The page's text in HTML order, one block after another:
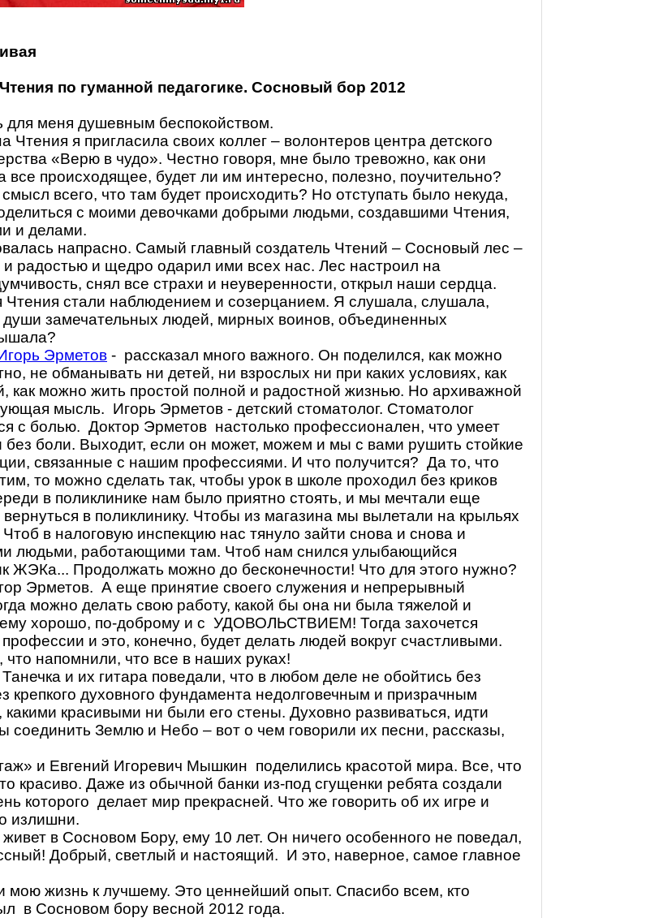
Чтения по гуманной педагогике. Сосновый бор 2012
для меня душевным беспокойством.
Чтения я пригласила своих коллег – волонтеров центра детского
«Верю в чудо». Честно говоря, мне было тревожно, как они
все происходящее, будет ли им интересно, полезно, поучительно?
всего, что там будет происходить? Но отступать было некуда,
с моими девочками добрыми людьми, создавшими Чтения,
и делами.
напрасно. Самый главный создатель Чтений – Сосновый лес –
и радостью и щедро одарил ими всех нас. Лес настроил на
снял все страхи и неуверенности, открыл наши сердца.
Чтения стали наблюдением и созерцанием. Я слушала, слушала,
замечательных людей, мирных воинов, объединенных
Эрметов - рассказал много важного. Он поделился, как можно
не обманывать ни детей, ни взрослых ни при каких условиях, как
как можно жить простой полной и радостной жизнью. Но архиважной
мысль. Игорь Эрметов - детский стоматолог. Стоматолог
с болью. Доктор Эрметов настолько профессионален, что умеет
без боли. Выходит, если он может, можем и мы с вами рушить стойкие
связанные с нашим профессиями. И что получится? Да то, что
то можно сделать так, чтобы урок в школе проходил без криков
в поликлинике нам было приятно стоять, и мы мечтали еще
в поликлинику. Чтобы из магазина мы вылетали на крыльях
в налоговую инспекцию нас тянуло зайти снова и снова и
людьми, работающими там. Чтоб нам снился улыбающийся
ЖЭКа... Продолжать можно до бесконечности! Что для этого нужно?
Эрметов. А еще принятие своего служения и непрерывный
можно делать свою работу, какой бы она ни была тяжелой и
хорошо, по-доброму и с УДОВОЛЬСТВИЕМ! Тогда захочется
и это, конечно, будет делать людей вокруг счастливыми.
что напомнили, что все в наших руках!
и их гитара поведали, что в любом деле не обойтись без
крепкого духовного фундамента недолговечным и призрачным
красивыми ни были его стены. Духовно развиваться, идти
соединить Землю и Небо – вот о чем говорили их песни, рассказы,
и Евгений Игоревич Мышкин поделились красотой мира. Все, что
красиво. Даже из обычной банки из-под сгущенки ребята создали
которого делает мир прекрасней. Что же говорить об их игре и
излишни.
в Сосновом Бору, ему 10 лет. Он ничего особенного не поведал,
Добрый, светлый и настоящий. И это, наверное, самое главное
мою жизнь к лучшему. Это ценнейший опыт. Спасибо всем, кто
в Сосновом бору весной 2012 года.